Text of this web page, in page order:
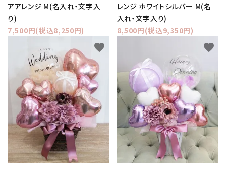
アアレンジ M(名入れ・文字入
り)
7,500円(税込8,250円)
レンジ ホワイトシルバー M(名
入れ・文字入り)
8,500円(税込9,350円)
favorite favorite